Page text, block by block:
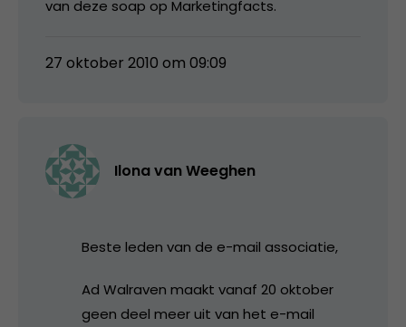
van deze soap op Marketingfacts.
27 oktober 2010 om 09:09
Ilona van Weeghen
Beste leden van de e-mail associatie,
Ad Walraven maakt vanaf 20 oktober
geen deel meer uit van het e-mail